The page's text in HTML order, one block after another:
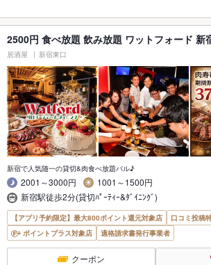
2500円 食べ放題 飲み放題 ワットフォード 新
居酒屋 新宿東口
新宿で人気随一の貸切&肉食べ放題バル♪
2001～3000円
1001～1500円
新宿駅徒歩2分(貸切ﾊﾟｰﾃｨｰ&ﾀﾞｲﾆﾝｸﾞ)
【アプリ予約限定】最大800ポイント還元対象店
口コミ投稿
ポイントプラス対象店
適格請求書発行事業者
クーポン